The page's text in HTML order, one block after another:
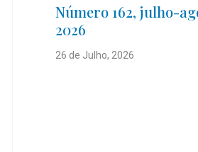
Número 162, julho-
2026
26 de Julho, 2026